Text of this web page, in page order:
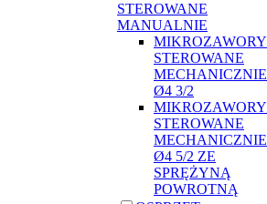
STEROWANE
MANUALNIE
MIKROZAWORY
STEROWANE
MECHANICZNIE
Ø4 3/2
MIKROZAWORY
STEROWANE
MECHANICZNIE
Ø4 5/2 ZE
SPRĘŻYNĄ
POWROTNĄ